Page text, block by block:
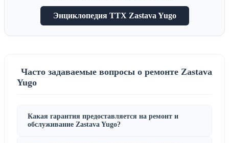
Энциклопедия ТТХ Zastava Yugo
Часто задаваемые вопросы о ремонте Zastava
Yugo
Какая гарантия предоставляется на ремонт и
обслуживание Zastava Yugo?